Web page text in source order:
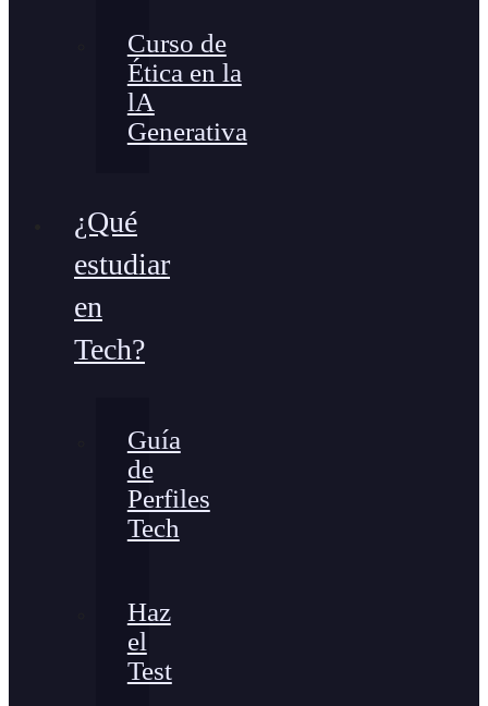
Curso de
Ética en la
lA
Generativa
¿Qué
estudiar
en
Tech?
Guía
de
Perfiles
Tech
Haz
el
Test